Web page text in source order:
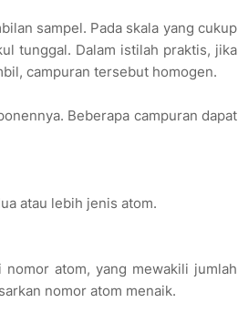
sampel. Pada skala yang cukup
tunggal. Dalam istilah praktis, jika
campuran tersebut homogen.
Beberapa campuran dapat
atau lebih jenis atom.
atom, yang mewakili jumlah
nomor atom menaik.